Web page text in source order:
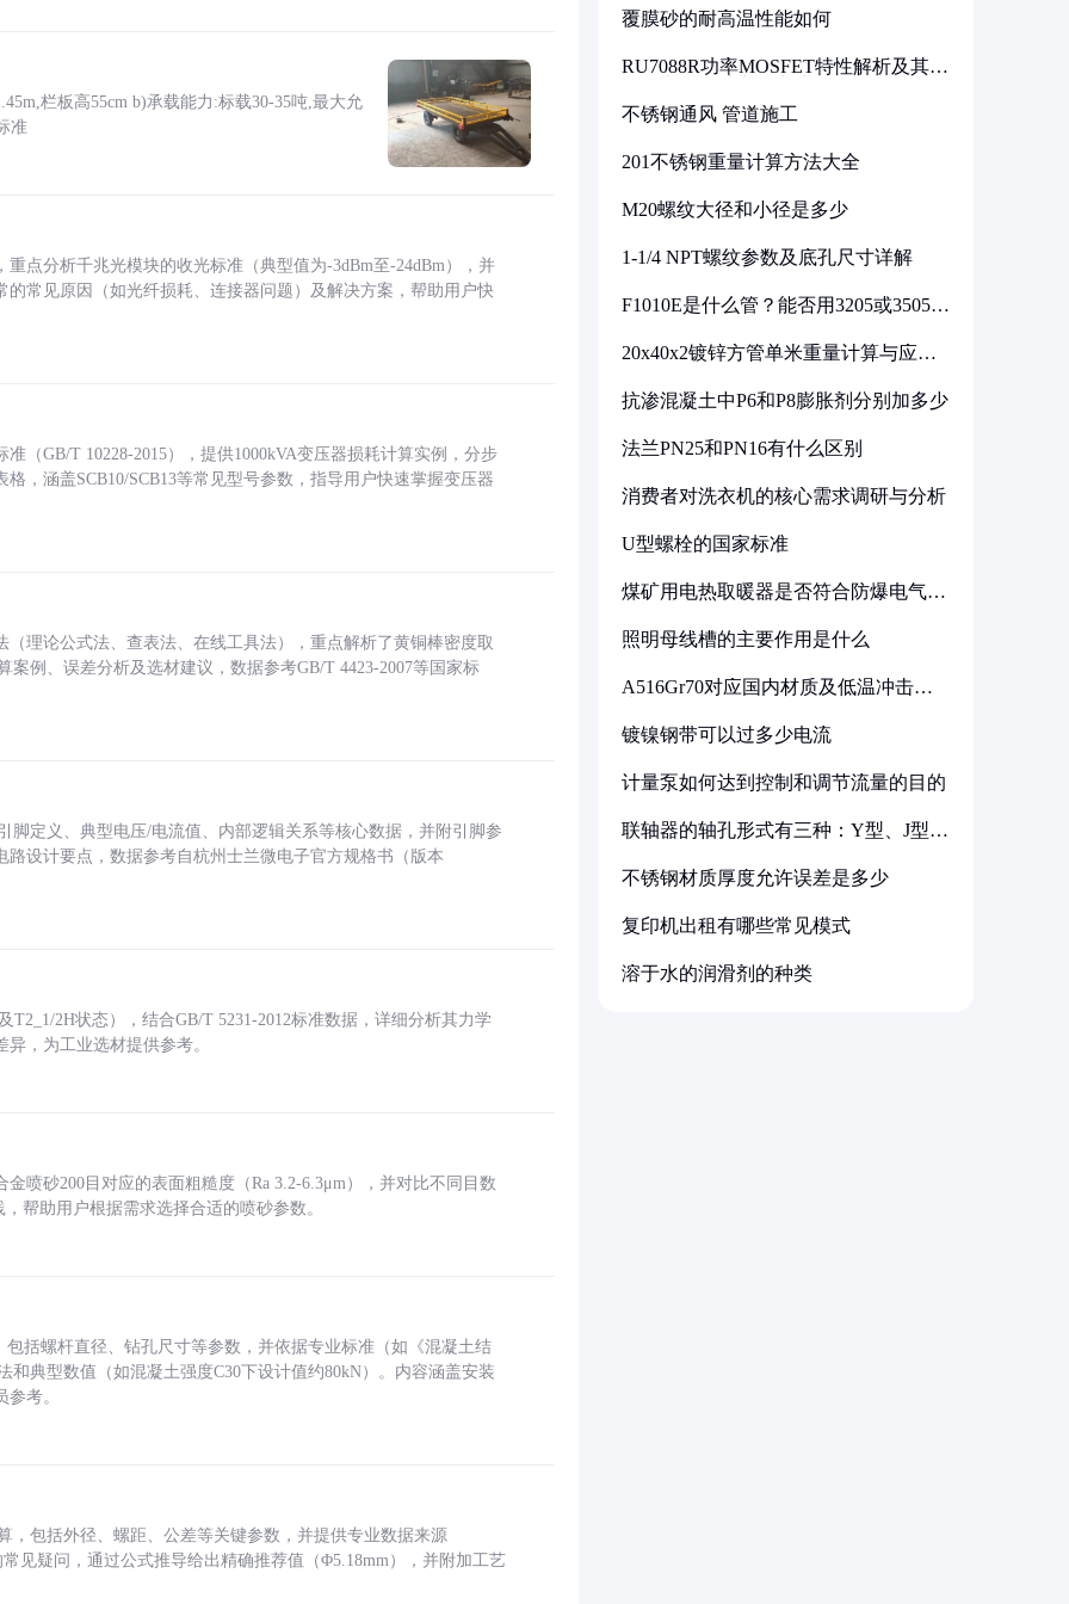
栏板高55cm b)承载能力:标载30-35吨,最大允
准
点分析千兆光模块的收光标准（典型值为-3dBm至-24dBm），并
常见原因（如光纤损耗、连接器问题）及解决方案，帮助用户快
（GB/T 10228-2015），提供1000kVA变压器损耗计算实例，分步
，涵盖SCB10/SCB13等常见型号参数，指导用户快速掌握变压器
理论公式法、查表法、在线工具法），重点解析了黄铜棒密度取
案例、误差分析及选材建议，数据参考GB/T 4423-2007等国家标
脚定义、典型电压/电流值、内部逻辑关系等核心数据，并附引脚参
设计要点，数据参考自杭州士兰微电子官方规格书（版本
2H状态），结合GB/T 5231-2012标准数据，详细分析其力学
，为工业选材提供参考。
喷砂200目对应的表面粗糙度（Ra 3.2-6.3μm），并对比不同目数
帮助用户根据需求选择合适的喷砂参数。
括螺杆直径、钻孔尺寸等参数，并依据专业标准（如《混凝土结
和典型数值（如混凝土强度C30下设计值约80kN）。内容涵盖安装
考。
，包括外径、螺距、公差等关键参数，并提供专业数据来源
见疑问，通过公式推导给出精确推荐值（Φ5.18mm），并附加工艺
覆膜砂的耐高温性能如何
RU7088R功率MOSFET特性解析及其在
不锈钢通风 管道施工
201不锈钢重量计算方法大全
M20螺纹大径和小径是多少
1-1/4 NPT螺纹参数及底孔尺寸详解
F1010E是什么管？能否用3205或3505代
20x40x2镀锌方管单米重量计算与应用
抗渗混凝土中P6和P8膨胀剂分别加多少
法兰PN25和PN16有什么区别
消费者对洗衣机的核心需求调研与分析
U型螺栓的国家标准
煤矿用电热取暖器是否符合防爆电气设
照明母线槽的主要作用是什么
A516Gr70对应国内材质及低温冲击要
镀镍钢带可以过多少电流
计量泵如何达到控制和调节流量的目的
联轴器的轴孔形式有三种：Y型、J型、
不锈钢材质厚度允许误差是多少
复印机出租有哪些常见模式
溶于水的润滑剂的种类